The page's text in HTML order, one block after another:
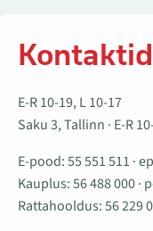
Kontaktid
E-R 10-19, L 10-17
Saku 3, Tallinn · E-R
E-pood:55 551 511 ·
Kauplus:56 488 000·
Rattahooldus:56 229